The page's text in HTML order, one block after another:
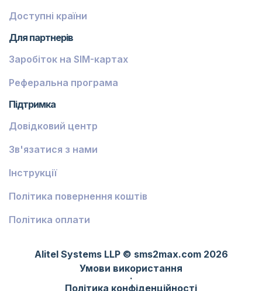
Ґваделупа
Французька Ґвіана
Фінляндія
Екваторіальна Гвінея
Джибуті
Антиґуа і Барбуда
Швейцарія
Австралія
Еритрея
Фіджі
Конго – Кіншаса
Центральноафриканська Республіка
Доступні країни
Для партнерів
Заробіток на SIM-картах
Реферальна програма
Підтримка
Довідковий центр
Зв'язатися з нами
Інструкції
Політика повернення коштів
Політика оплати
Alitel Systems LLP © sms2max.com 2026
Умови використання
·
Політика конфіденційності